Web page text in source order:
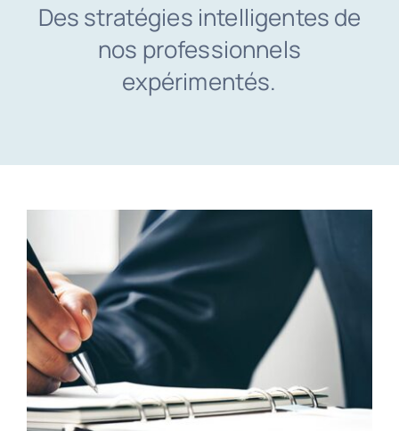
Contactez-nous
Des stratégies intelligentes de
nos professionnels
expérimentés.